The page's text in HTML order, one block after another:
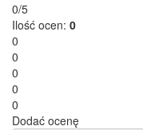
0/5
Ilość ocen: 0
0
0
0
0
0
Dodać ocenę